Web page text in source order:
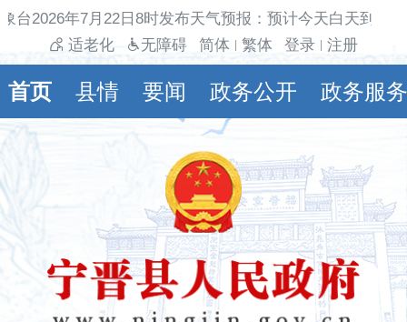
台2026年7月22日8时发布天气预报：预计今天白天到夜
适老化
无障碍 简体 繁体 登录 注册
首页 县情 要闻 政务公开 政务服务